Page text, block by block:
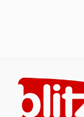
content